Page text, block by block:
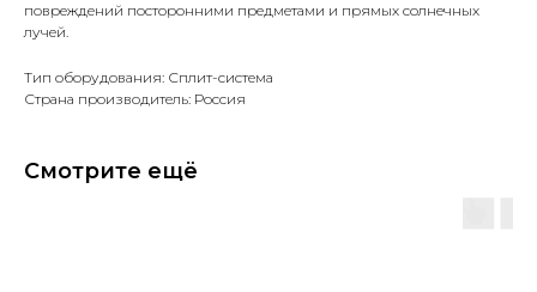
повреждений посторонними предметами и прямых солнечных
лучей.
Тип оборудования: Сплит-система
Страна производитель: Россия
Смотрите ещё